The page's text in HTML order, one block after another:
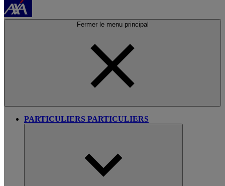
Fermer le menu principal
PARTICULIERS PARTICULIERS